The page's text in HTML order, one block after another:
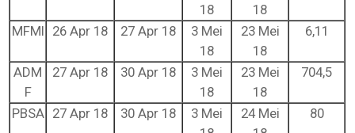
18
18
MFMI 26 Apr 18 27 Apr 18
3 Mei
18
23 Mei
18
6,11
ADM
F
27 Apr 18 30 Apr 18
3 Mei
18
23 Mei
18
704,5
PBSA 27 Apr 18 30 Apr 18
3 Mei
24 Mei
80